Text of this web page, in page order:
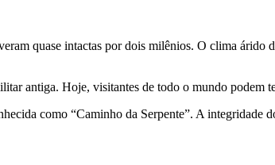
quase intactas por dois milênios. O clima árido
antiga. Hoje, visitantes de todo o mundo podem
como “Caminho da Serpente”. A integridade